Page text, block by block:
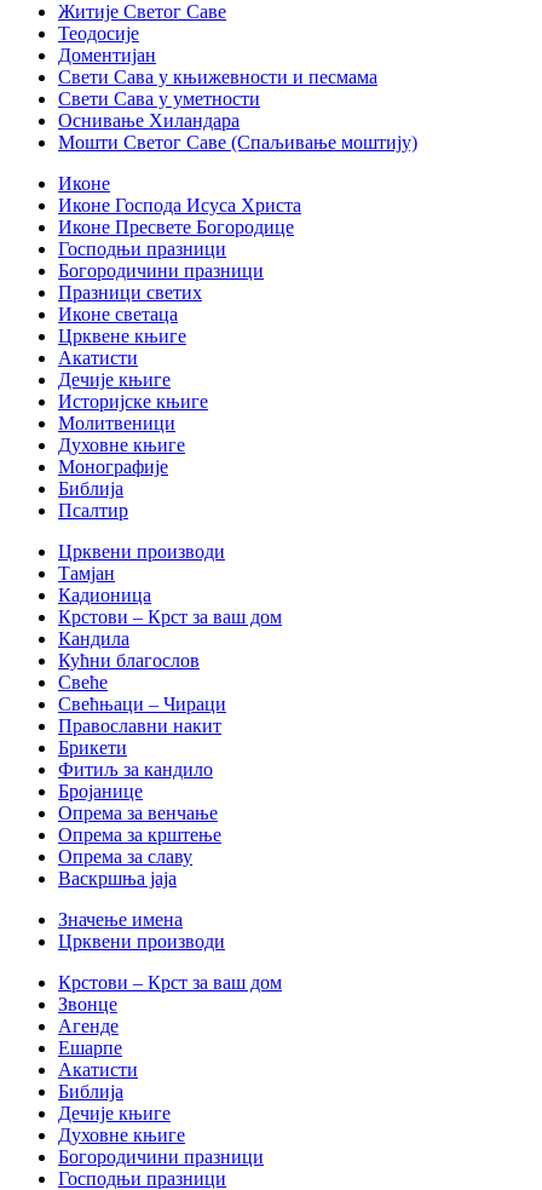
Житије Светог Саве
Теодосије
Доментијан
Свети Сава у књижевности и песмама
Свети Сава у уметности
Оснивање Хиландара
Мошти Светог Саве (Спаљивање моштију)
Иконе
Иконе Господа Исуса Христа
Иконе Пресвете Богородице
Господњи празници
Богородичини празници
Празници светих
Иконе светаца
Црквене књиге
Акатисти
Дечије књиге
Историјске књиге
Молитвеници
Духовне књиге
Монографије
Библија
Псалтир
Црквени производи
Тамјан
Кадионица
Крстови – Крст за ваш дом
Кандила
Кућни благослов
Свеће
Свећњаци – Чираци
Православни накит
Брикети
Фитиљ за кандило
Бројанице
Опрема за венчање
Опрема за крштење
Опрема за славу
Васкршња јаја
Значење имена
Црквени производи
Крстови – Крст за ваш дом
Звонце
Агенде
Ешарпе
Акатисти
Библија
Дечије књиге
Духовне књиге
Богородичини празници
Господњи празници